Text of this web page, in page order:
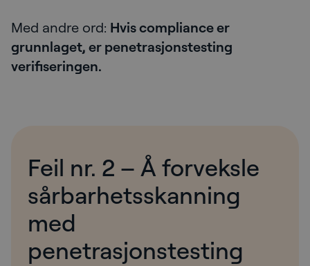
Med andre ord: Hvis compliance er
grunnlaget, er penetrasjonstesting
verifiseringen.
Feil nr. 2 – Å forveksle
sårbarhetsskanning
med
penetrasjonstesting